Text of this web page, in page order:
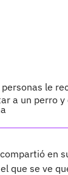
personas le
a un perro y
en
que se ve